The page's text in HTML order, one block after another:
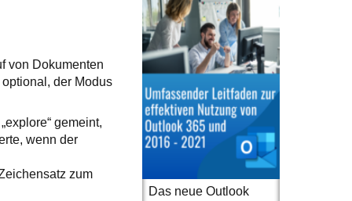
von Dokumenten
der Modus
gemeint,
wenn der
zum
Das neue Outlook